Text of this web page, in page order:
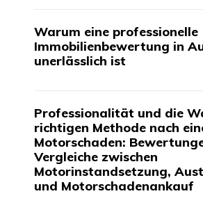
Warum eine professionelle
Immobilienbewertung in
unerlässlich ist
Professionalität und die
richtigen Methode nach
Motorschaden:
Vergleiche zwischen
Motorinstandsetzung,
und Motorschadenankauf